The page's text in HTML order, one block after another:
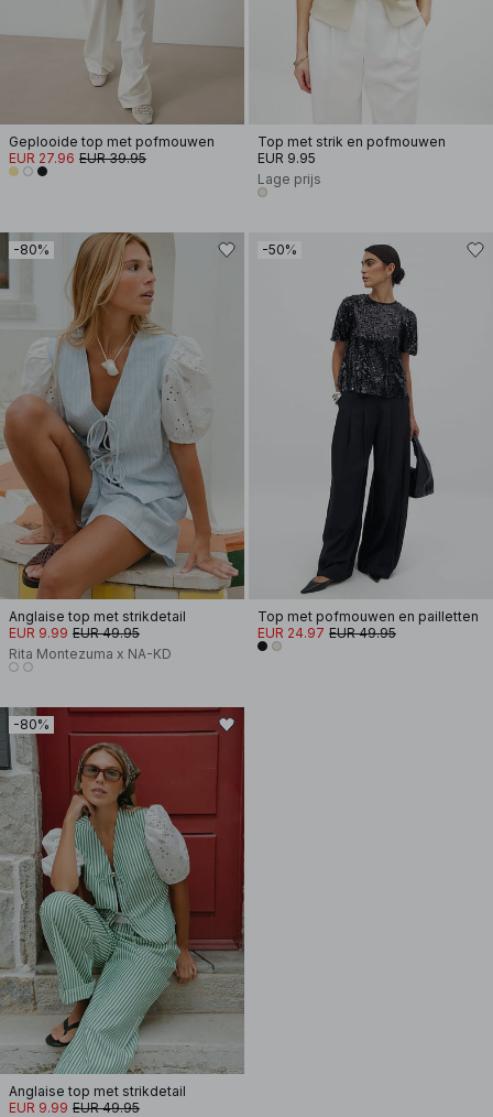
Geplooide top met pofmouwen
EUR 27.96 EUR 39.95
Top met strik en pofmouwen
EUR 9.95
Lage prijs
-80%
Anglaise top met strikdetail
EUR 9.99 EUR 49.95
Rita Montezuma x NA-KD
-50%
Top met pofmouwen en pailletten
EUR 24.97 EUR 49.95
-80%
Anglaise top met strikdetail
EUR 9.99 EUR 49.95